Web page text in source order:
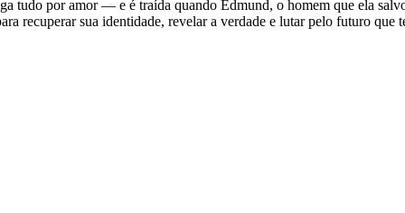
tudo por amor — e é traída quando Edmund, o homem que ela
recuperar sua identidade, revelar a verdade e lutar pelo futuro que